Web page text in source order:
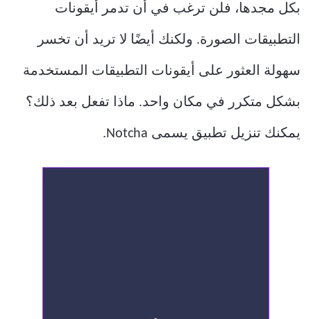
بكل مجدها، فلن ترغب في أن تدمر أيقونات
التطبيقات الصورة. ولكنك أيضًا لا تريد أن تخسر
سهولة العثور على أيقونات التطبيقات المستخدمة
بشكل متكرر في مكان واحد. ماذا تفعل بعد ذلك؟
يمكنك تنزيل تطبيق يسمى Notcha.